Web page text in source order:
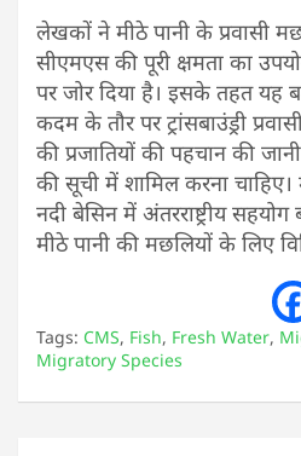
लेखकों ने मीठे पानी के प्रवासी
सीएमएस की पूरी क्षमता का
पर जोर दिया है। इसके तहत यह
कदम के तौर पर ट्रांसबाउंड्री
की प्रजातियों की पहचान की
की सूची में शामिल करना
नदी बेसिन में अंतरराष्ट्रीय सहयोग
मीठे पानी की मछलियों के लिए
Tags: CMS, Fish, Fresh Water,
Migratory Species